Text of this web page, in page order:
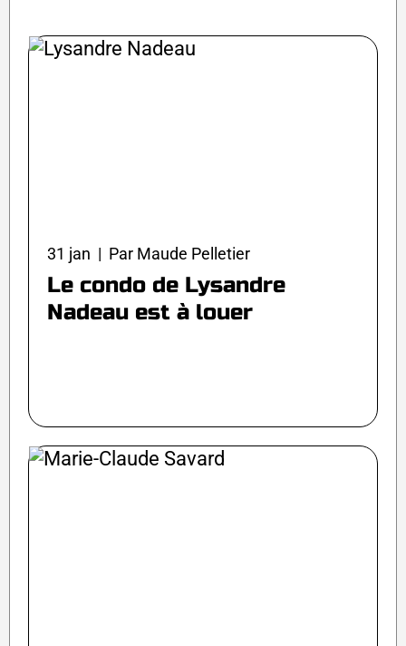
31 jan | Par Maude Pelletier
Le condo de Lysandre
Nadeau est à louer